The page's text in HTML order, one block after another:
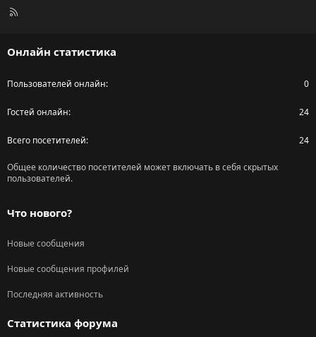
R
Онлайн статистика
Пользователей онлайн 0
Гостей онлайн 24
Всего посетителей 24
Общее количество посетителей может включать в себя скрытых
пользователей.
Что нового?
Новые сообщения
Новые сообщения профилей
Последняя активность
Статистика форума